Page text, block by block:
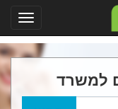
למשרד